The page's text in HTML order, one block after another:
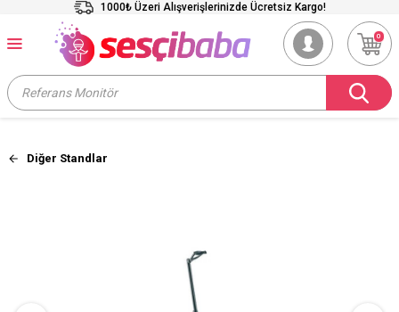
1000₺ Üzeri Alışverişlerinizde Ücretsiz Kargo!
0
Diğer Standlar